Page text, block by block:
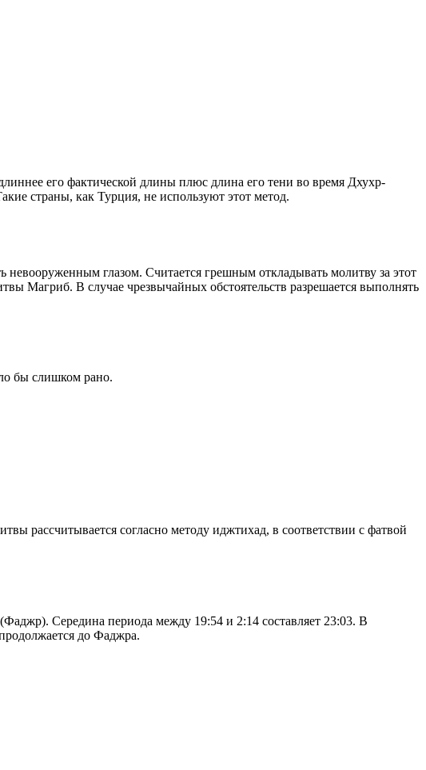
его фактической длины плюс длина его тени во время Дхухр-
страны, как Турция, не используют этот метод.
невооруженным глазом. Считается грешным откладывать молитву за этот
Магриб. В случае чрезвычайных обстоятельств разрешается выполнять
бы слишком рано.
рассчитывается согласно методу иджтихад, в соответствии с фатвой
Середина периода между 19:54 и 2:14 составляет 23:03. В
до Фаджра.